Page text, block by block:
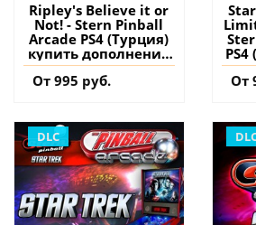
Ripley's Believe it or
Not! - Stern Pinball
Arcade PS4 (Турция)
купить дополнение
на аккаунт
От 995 руб. От
DLC